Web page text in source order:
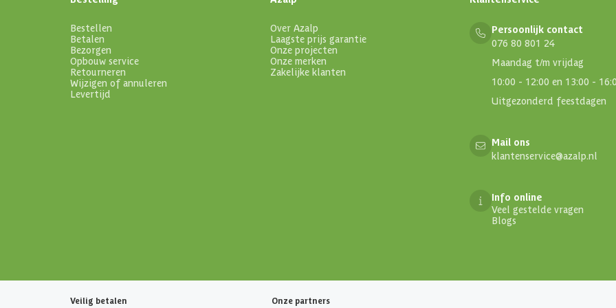
Bestellen
Betalen
Bezorgen
Opbouw service
Retourneren
Wijzigen of annuleren
Levertijd
Over Azalp
Laagste prijs garantie
Onze projecten
Onze merken
Zakelijke klanten
Persoonlijk contact
076 80 801 24
Maandag t/m vrijdag
10:00 - 12:00 en 13:00 -
Uitgezonderd feestdagen
Mail ons
klantenservice@azalp.nl
Info online
Veel gestelde vragen
Blogs
Veilig betalen Onze partners